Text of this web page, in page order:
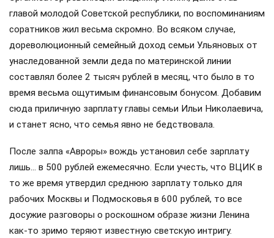
главой молодой Советской республики, по воспоминаниям
соратников жил весьма скромно. Во всяком случае,
дореволюционный семейный доход семьи Ульяновых от
унаследованной земли деда по материнской линии
составлял более 2 тысяч рублей в месяц, что было в то
время весьма ощутимым финансовым бонусом. Добавим
сюда приличную зарплату главы семьи Ильи Николаевича,
и станет ясно, что семья явно не бедствовала.
После залпа «Авроры» вождь установил себе зарплату
лишь… в 500 рублей ежемесячно. Если учесть, что ВЦИК в
то же время утвердил среднюю зарплату только для
рабочих Москвы и Подмосковья в 600 рублей, то все
досужие разговоры о роскошном образе жизни Ленина
как-то зримо теряют известную светскую интригу.